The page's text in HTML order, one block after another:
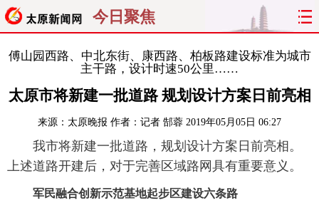
今日聚焦
首页 聚焦 太原 山西
经济 关注 文明 出行
纵横 曝光 综合 专题
旅游 理财 政务 教育
看天下 晋月读 最太原
傅山园西路、中北东街、康西路、柏板路建设标准为城市
主干路，设计时速50公里……
太原市将新建一批道路 规划设计方案日前亮相
来源： 太原晚报 作者：记者 郜蓉 2019年05月05日 06:27
我市将新建一批道路，规划设计方案日前亮相。
上述道路开建后，对于完善区域路网具有重要意义。
军民融合创新示范基地起步区建设六条路